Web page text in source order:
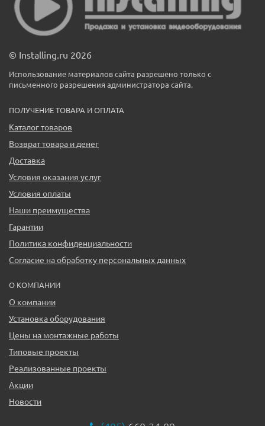
© Installing.ru 2026
Использование материалов сайта разрешено только с
письменного разрешения администратора сайта.
ПОЛУЧЕНИЕ ТОВАРА И ОПЛАТА
Каталог товаров
Возврат товара и денег
Доставка
Условия оказания услуг
Условия оплаты
Наши преимущества
Гарантии
Политика конфиденциальности
Согласие на обработку персональных данных
О КОМПАНИИ
О компании
Установка оборудования
Цены на монтажные работы
Типовые проекты
Реализованные проекты
Акции
Новости